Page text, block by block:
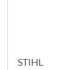
STIHL